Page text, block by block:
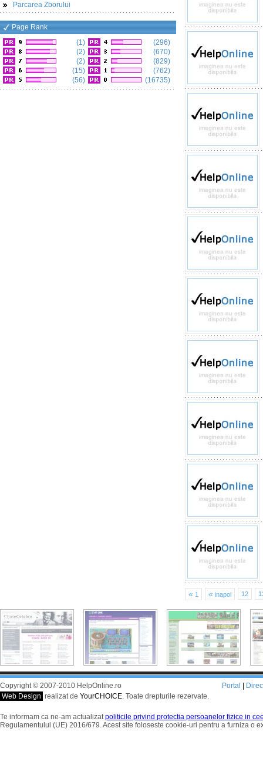
Parcarea Zborului
Page Rank
(1)
(2)
(2)
(15)
(56)
(296)
(670)
(829)
(762)
(16735)
« 1 « inapoi 12
Copyright © 2007-2010 HelpOnline.ro
Web Design realizat de YourCHOICE. Toate drepturile rezervate.
Portal
Te informam ca ne-am actualizatpoliticile privind protectia persoanelor fizice in
Regulamentului (UE) 2016/679. Acest site foloseste cookie-uri pentru a furniza o